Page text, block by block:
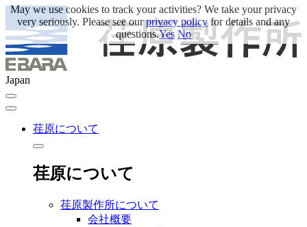
Japan
荏原について
荏原について
荏原製作所について
会社概要
May we use cookies to track your activities? We take your privacy
very seriously. Please see ourprivacy policyfor details and any
questions.Yes No